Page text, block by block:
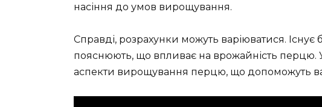
насіння до умов вирощування.
Справді, розрахунки можуть варіюватися. Існує
пояснюють, що впливає на врожайність перцю.
аспекти вирощування перцю, що допоможуть